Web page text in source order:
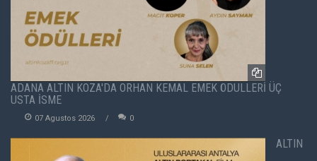
ADANA ALTIN KOZA'DA ORHAN KEMAL EMEK ÖDÜLLERİ ÜÇ
USTA İSME
07 Agustos 2026 0
ALTIN